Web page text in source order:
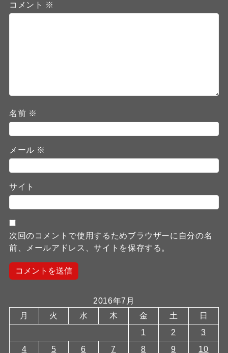
コメント ※
名前 ※
メール ※
サイト
次回のコメントで使用するためブラウザーに自分の名
前、メールアドレス、サイトを保存する。
2016年7月
月
火 水 木 金 土
日
1
2
3
4
5 6 7 8 9 10